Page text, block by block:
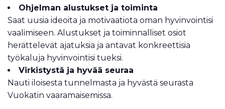
Ohjelman alustukset ja toiminta
Saat uusia ideoita ja motivaatiota oman hyvinvointisi
vaalimiseen. Alustukset ja toiminnalliset osiot
herättelevät ajatuksia ja antavat konkreettisia
työkaluja hyvinvointisi tueksi.
Virkistystä ja hyvää seuraa
Nauti iloisesta tunnelmasta ja hyvästä seurasta
Vuokatin vaaramaisemissa.